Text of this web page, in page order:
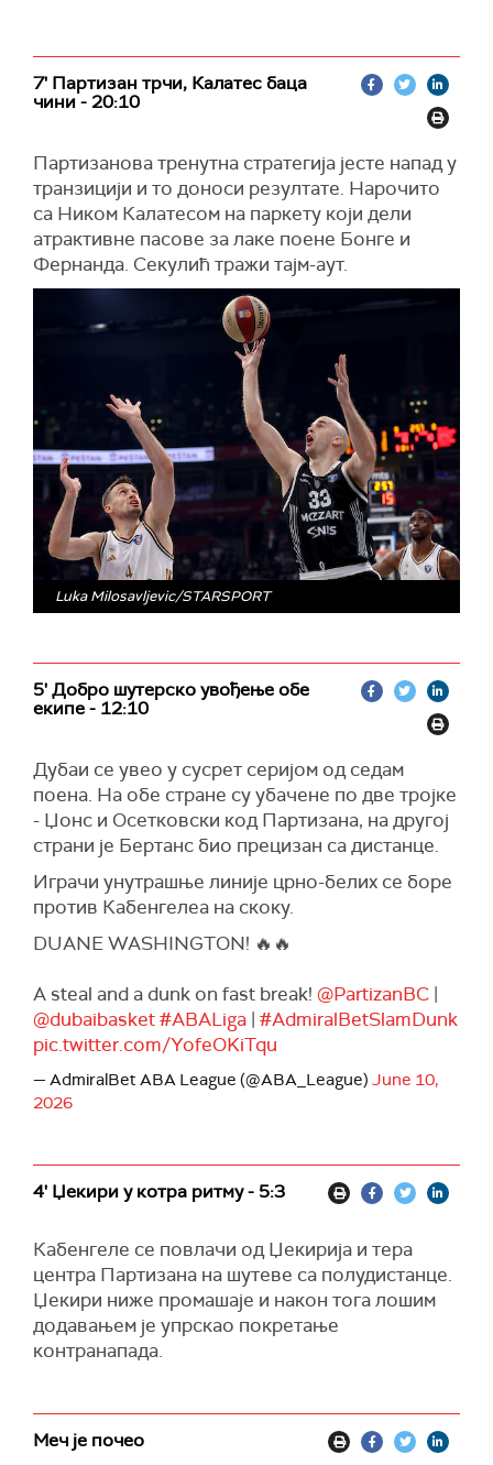
7' Партизан трчи, Калатес баца
чини - 20:10
Партизанова тренутна стратегија јесте напад у
транзицији и то доноси резултате. Нарочито
са Ником Калатесом на паркету који дели
атрактивне пасове за лаке поене Бонге и
Фернанда. Секулић тражи тајм-аут.
Luka Milosavljevic/STARSPORT
5' Добро шутерско увођење обе
екипе - 12:10
Дубаи се увео у сусрет серијом од седам
поена. На обе стране су убачене по две тројке
- Џонс и Осетковски код Партизана, на другој
страни је Бертанс био прецизан са дистанце.
Играчи унутрашње линије црно-белих се боре
против Кабенгелеа на скоку.
DUANE WASHINGTON! 🔥🔥
A steal and a dunk on fast break! @PartizanBC |
@dubaibasket#ABALiga | #AdmiralBetSlamDunk
pic.twitter.com/YofeOKiTqu
— AdmiralBet ABA League (@ABA_League) June 10,
2026
4' Џекири у котра ритму - 5:3
Кабенгеле се повлачи од Џекирија и тера
центра Партизана на шутеве са полудистанце.
Џекири ниже промашаје и након тога лошим
додавањем је упрскао покретање
контранапада.
Меч је почео